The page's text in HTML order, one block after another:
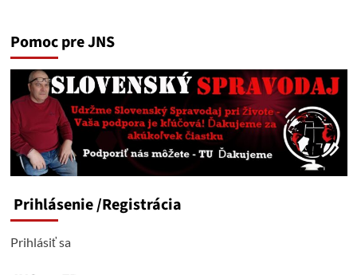
Pomoc pre JNS
Prihlásenie/Registrácia
Prihlásiť sa